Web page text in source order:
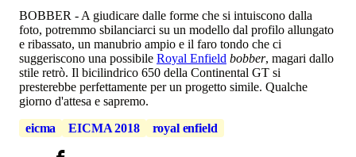
BOBBER - A giudicare dalle forme che si intuiscono dalla
foto, potremmo sbilanciarci su un modello dal profilo allungato
e ribassato, un manubrio ampio e il faro tondo che ci
suggeriscono una possibile Royal Enfield bobber, magari dallo
stile retrò. Il bicilindrico 650 della Continental GT si
presterebbe perfettamente per un progetto simile. Qualche
giorno d'attesa e sapremo.
eicma
EICMA 2018 royal enfield